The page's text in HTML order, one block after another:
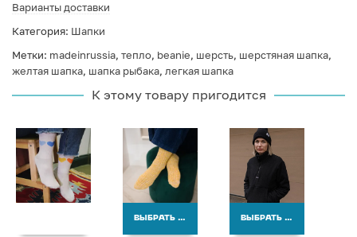
Варианты доставки
Категория: Шапки
Метки: madeinrussia, тепло, beanie, шерсть, шерстяная шапка,
желтая шапка, шапка рыбака, легкая шапка
К этому товару пригодится
ВЫБРАТЬ ВАРИАНТЫ ВЫБРАТЬ ВАРИАНТЫ